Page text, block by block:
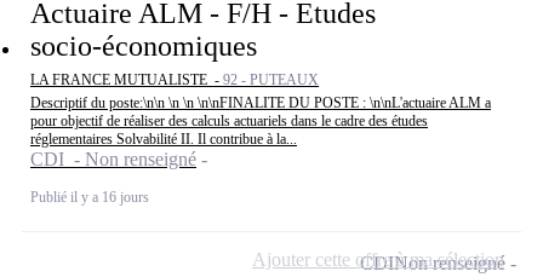
Actuaire ALM - F/H - Etudes
socio-économiques
LA FRANCE MUTUALISTE - 92 - PUTEAUX
Descriptif du poste:\n\n \n \n \n\nFINALITE DU POSTE : \n\nL'actuaire ALM a
pour objectif de réaliser des calculs actuariels dans le cadre des études
réglementaires Solvabilité II. Il contribue à la...
CDI - Non renseigné
Publié il y a 16 jours
CDINon renseigné
Ajouter cette offre à ma sélection